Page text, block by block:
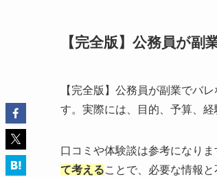
【完全版】公務員が
【完全版】公務員が副業でバ
す。実際には、目的、予算、
口コミや体験談は参考になり
て考えることで、必要な情報